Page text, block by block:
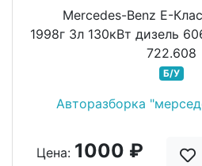
Mercedes-Benz E-
1998г 3л 130кВт дизель
722.608
Б/У
Авторазборка
Цена: 1000 ₽